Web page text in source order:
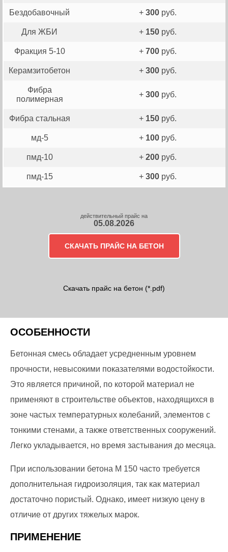
Бездобавочный + 300руб.
Для ЖБИ + 150руб.
Фракция 5-10 + 700руб.
Керамзитобетон + 300руб.
Фибра
полимерная
+ 300руб.
Фибра стальная + 150руб.
мд-5 + 100руб.
пмд-10 + 200руб.
пмд-15 + 300руб.
действительный прайс на
05.08.2026
СКАЧАТЬ ПРАЙС НА БЕТОН
Скачать прайс на бетон (*.pdf)
ОСОБЕННОСТИ
Бетонная смесь обладает усредненным уровнем
прочности, невысокими показателями водостойкости.
Это является причиной, по которой материал не
применяют в строительстве объектов, находящихся в
зоне частых температурных колебаний, элементов с
тонкими стенами, а также ответственных сооружений.
Легко укладывается, но время застывания до месяца.
При использовании бетона М 150 часто требуется
дополнительная гидроизоляция, так как материал
достаточно пористый. Однако, имеет низкую цену в
отличие от других тяжелых марок.
ПРИМЕНЕНИЕ